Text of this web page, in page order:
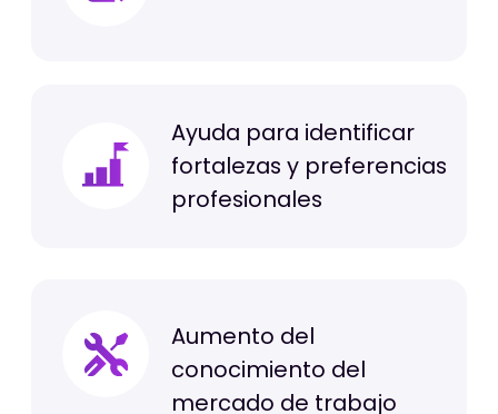
de IT, diseño, marketing,
audiovisual, fashion y negocios
nuestros cursos online